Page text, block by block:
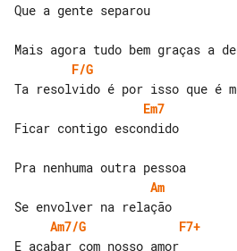
Que a gente separou
F/G
Em7
Ficar contigo escondido
Am
Am7/G
F7+